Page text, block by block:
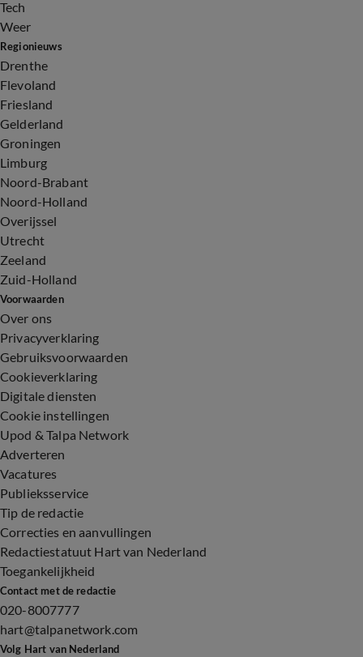
Tech
Weer
Regionieuws
Drenthe
Flevoland
Friesland
Gelderland
Groningen
Limburg
Noord-Brabant
Noord-Holland
Overijssel
Utrecht
Zeeland
Zuid-Holland
Voorwaarden
Over ons
Privacyverklaring
Gebruiksvoorwaarden
Cookieverklaring
Digitale diensten
Cookie instellingen
Upod & Talpa Network
Adverteren
Vacatures
Publieksservice
Tip de redactie
Correcties en aanvullingen
Redactiestatuut Hart van Nederland
Toegankelijkheid
Contact met de redactie
020-8007777
hart@talpanetwork.com
Volg Hart van Nederland